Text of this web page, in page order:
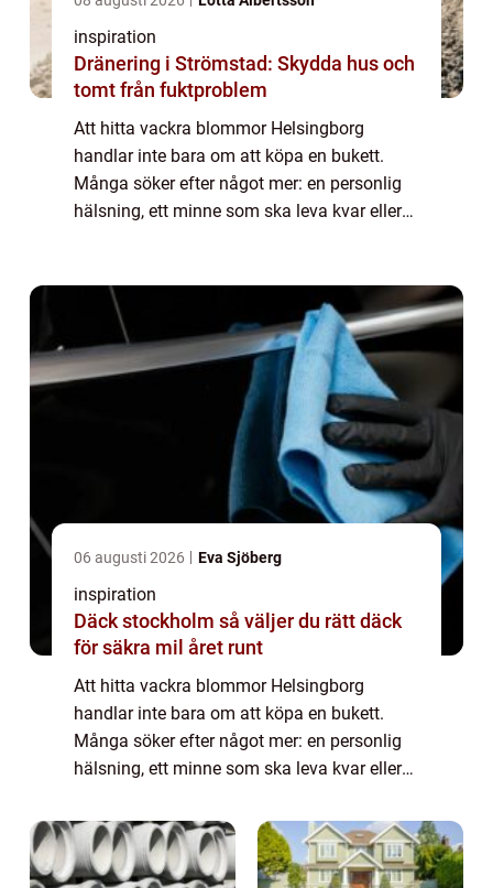
inspiration
Dränering i Strömstad: Skydda hus och
tomt från fuktproblem
Att hitta vackra blommor Helsingborg
handlar inte bara om att köpa en bukett.
Många söker efter något mer: en personlig
hälsning, ett minne som ska leva kvar eller
06 augusti 2026 Eva Sjöberg
inspiration
Däck stockholm så väljer du rätt däck
för säkra mil året runt
Att hitta vackra blommor Helsingborg
handlar inte bara om att köpa en bukett.
Många söker efter något mer: en personlig
hälsning, ett minne som ska leva kvar eller
Rätt blommor kan förstärka ett firande, ge...